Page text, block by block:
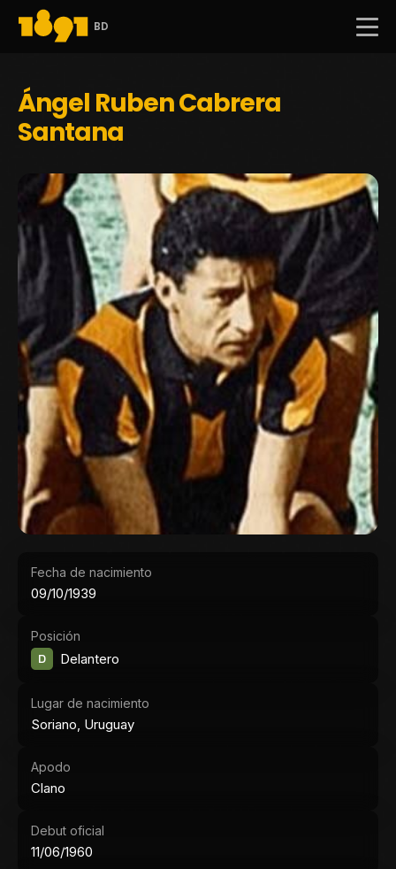
BD
Ángel Ruben Cabrera
Santana
Fecha de nacimiento
09/10/1939
Posición
D Delantero
Lugar de nacimiento
Soriano, Uruguay
Apodo
Clano
Debut oficial
11/06/1960